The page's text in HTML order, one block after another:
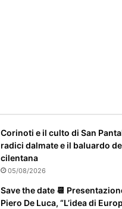
Corinoti e il culto di San
radici dalmate e il baluardo
cilentana
05/08/2026
Save the date 📆
Piero De Luca, “L’idea di